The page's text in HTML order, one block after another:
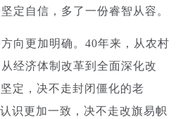
定自信，多了一份睿智从容。
更加明确。40年来，从农村
经济体制改革到全面深化改
定，决不走封闭僵化的老
识更加一致，决不走改旗易帜